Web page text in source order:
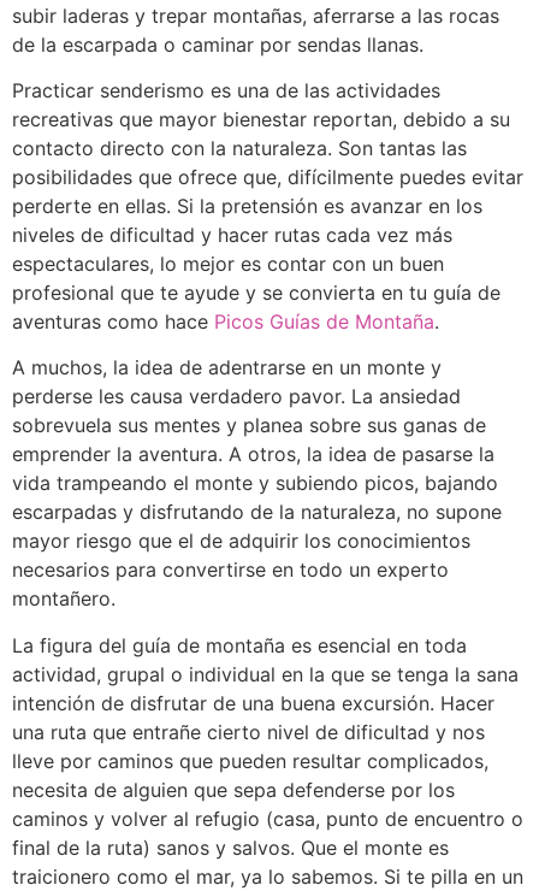
subir laderas y trepar montañas, aferrarse a las rocas
de la escarpada o caminar por sendas llanas.
Practicar senderismo es una de las actividades
recreativas que mayor bienestar reportan, debido a su
contacto directo con la naturaleza. Son tantas las
posibilidades que ofrece que, difícilmente puedes evitar
perderte en ellas. Si la pretensión es avanzar en los
niveles de dificultad y hacer rutas cada vez más
espectaculares, lo mejor es contar con un buen
profesional que te ayude y se convierta en tu guía de
aventuras como hace Picos Guías de Montaña.
A muchos, la idea de adentrarse en un monte y
perderse les causa verdadero pavor. La ansiedad
sobrevuela sus mentes y planea sobre sus ganas de
emprender la aventura. A otros, la idea de pasarse la
vida trampeando el monte y subiendo picos, bajando
escarpadas y disfrutando de la naturaleza, no supone
mayor riesgo que el de adquirir los conocimientos
necesarios para convertirse en todo un experto
montañero.
La figura del guía de montaña es esencial en toda
actividad, grupal o individual en la que se tenga la sana
intención de disfrutar de una buena excursión. Hacer
una ruta que entrañe cierto nivel de dificultad y nos
lleve por caminos que pueden resultar complicados,
necesita de alguien que sepa defenderse por los
caminos y volver al refugio (casa, punto de encuentro o
final de la ruta) sanos y salvos. Que el monte es
traicionero como el mar, ya lo sabemos. Si te pilla en un